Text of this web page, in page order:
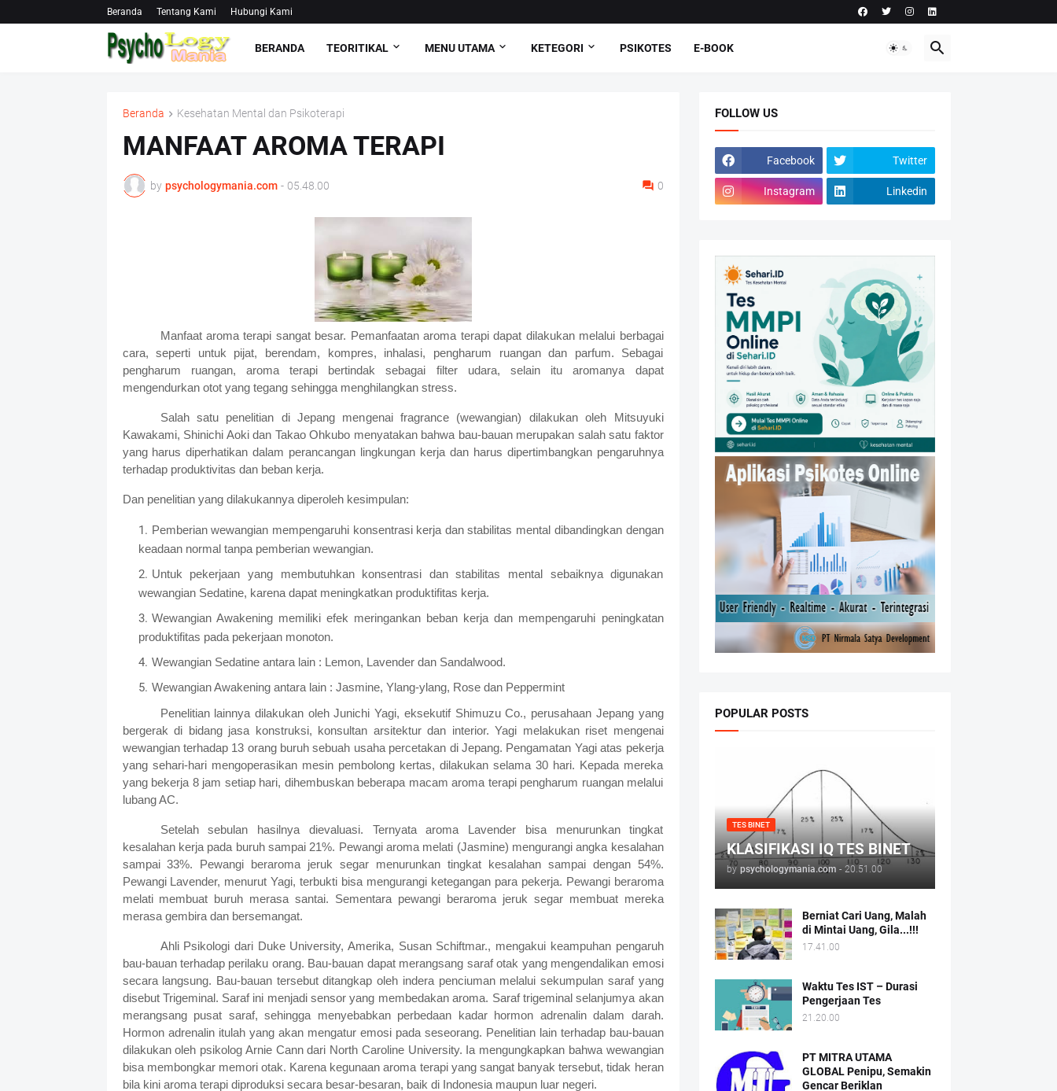
Beranda Tentang Kami Hubungi Kami
BERANDA TEORITIKAL MENU UTAMA KETEGORI PSIKOTES E-BOOK
Beranda Kesehatan Mental dan Psikoterapi
MANFAAT AROMA TERAPI
by psychologymania.com - 05.48.00 0
Manfaat aroma terapi sangat besar. Pemanfaatan aroma terapi dapat dilakukan melalui berbagai
cara, seperti untuk pijat, berendam, kompres, inhalasi, pengharum ruangan dan parfum. Sebagai
pengharum ruangan, aroma terapi bertindak sebagai filter udara, selain itu aromanya dapat
mengendurkan otot yang tegang sehingga menghilangkan stress.
Salah satu penelitian di Jepang mengenai fragrance (wewangian) dilakukan oleh Mitsuyuki
Kawakami, Shinichi Aoki dan Takao Ohkubo menyatakan bahwa bau-bauan merupakan salah satu faktor
yang harus diperhatikan dalam perancangan lingkungan kerja dan harus dipertimbangkan pengaruhnya
terhadap produktivitas dan beban kerja.
Dan penelitian yang dilakukannya diperoleh kesimpulan:
Pemberian wewangian mempengaruhi konsentrasi kerja dan stabilitas mental dibandingkan dengan
keadaan normal tanpa pemberian wewangian.
Untuk pekerjaan yang membutuhkan konsentrasi dan stabilitas mental sebaiknya digunakan
wewangian Sedatine, karena dapat meningkatkan produktifitas kerja.
Wewangian Awakening memiliki efek meringankan beban kerja dan mempengaruhi peningkatan
produktifitas pada pekerjaan monoton.
Wewangian Sedatine antara lain : Lemon, Lavender dan Sandalwood.
Wewangian Awakening antara lain : Jasmine, Ylang-ylang, Rose dan Peppermint
Penelitian lainnya dilakukan oleh Junichi Yagi, eksekutif Shimuzu Co., perusahaan Jepang yang
bergerak di bidang jasa konstruksi, konsultan arsitektur dan interior. Yagi melakukan riset mengenai
wewangian terhadap 13 orang buruh sebuah usaha percetakan di Jepang. Pengamatan Yagi atas pekerja
yang sehari-hari mengoperasikan mesin pembolong kertas, dilakukan selama 30 hari. Kepada mereka
yang bekerja 8 jam setiap hari, dihembuskan beberapa macam aroma terapi pengharum ruangan melalui
lubang AC.
Setelah sebulan hasilnya dievaluasi. Ternyata aroma Lavender bisa menurunkan tingkat
kesalahan kerja pada buruh sampai 21%. Pewangi aroma melati (Jasmine) mengurangi angka kesalahan
sampai 33%. Pewangi beraroma jeruk segar menurunkan tingkat kesalahan sampai dengan 54%.
Pewangi Lavender, menurut Yagi, terbukti bisa mengurangi ketegangan para pekerja. Pewangi beraroma
melati membuat buruh merasa santai. Sementara pewangi beraroma jeruk segar membuat mereka
merasa gembira dan bersemangat.
Ahli Psikologi dari Duke University, Amerika, Susan Schiftmar., mengakui keampuhan pengaruh
bau-bauan terhadap perilaku orang. Bau-bauan dapat merangsang saraf otak yang mengendalikan emosi
secara langsung. Bau-bauan tersebut ditangkap oleh indera penciuman melalui sekumpulan saraf yang
disebut Trigeminal. Saraf ini menjadi sensor yang membedakan aroma. Saraf trigeminal selanjumya akan
merangsang pusat saraf, sehingga menyebabkan perbedaan kadar hormon adrenalin dalam darah.
Hormon adrenalin itulah yang akan mengatur emosi pada seseorang. Penelitian lain terhadap bau-bauan
dilakukan oleh psikolog Arnie Cann dari North Caroline University. Ia mengungkapkan bahwa wewangian
bisa membongkar memori otak. Karena kegunaan aroma terapi yang sangat banyak tersebut, tidak heran
bila kini aroma terapi diproduksi secara besar-besaran, baik di Indonesia maupun luar negeri.
FOLLOW US
Facebook Twitter
Instagram Linkedin
POPULAR POSTS
TES BINET
KLASIFIKASI IQ TES BINET
by psychologymania.com - 20.51.00
Berniat Cari Uang, Malah
di Mintai Uang, Gila...!!!
17.41.00
Waktu Tes IST – Durasi
Pengerjaan Tes
21.20.00
PT MITRA UTAMA
GLOBAL Penipu, Semakin
Gencar Beriklan